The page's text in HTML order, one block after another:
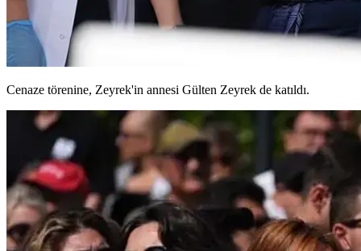
Cenaze törenine, Zeyrek'in annesi Gülten Zeyrek de katıldı.